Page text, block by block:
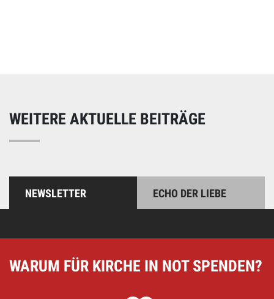
WEITERE AKTUELLE BEITRÄGE
NEWSLETTER ECHO DER LIEBE
WARUM FÜR KIRCHE IN NOT SPENDEN?